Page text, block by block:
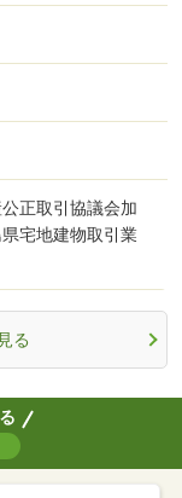
正取引協議会加
宅地建物取引業
る